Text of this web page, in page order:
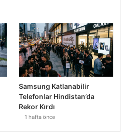
Samsung Katlanabilir
Telefonlar Hindistan’da
Rekor Kırdı
1 hafta önce